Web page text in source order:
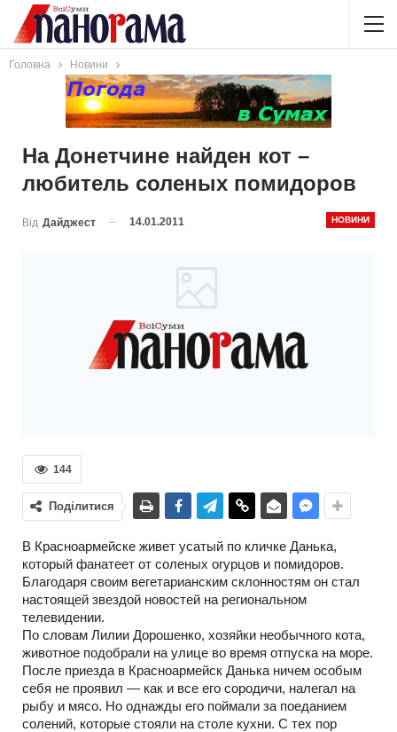
Головна Новини
На Донетчине найден кот –
любитель соленых помидоров
НОВИНИ
Від Дайджест 14.01.2011
144
Поділитися
В Красноармейске живет усатый по кличке Данька,
который фанатеет от соленых огурцов и помидоров.
Благодаря своим вегетарианским склонностям он стал
настоящей звездой новостей на региональном
телевидении.
По словам Лилии Дорошенко, хозяйки необычного кота,
животное подобрали на улице во время отпуска на море.
После приезда в Красноармейск Данька ничем особым
себя не проявил — как и все его сородичи, налегал на
рыбу и мясо. Но однажды его поймали за поеданием
солений, которые стояли на столе кухни. С тех пор